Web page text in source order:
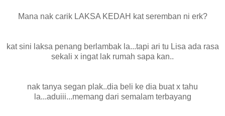
Mana nak carik LAKSA KEDAH kat seremban ni erk?
kat sini laksa penang berlambak la...tapi ari tu Lisa ada rasa
sekali x ingat lak rumah sapa kan..
nak tanya segan plak..dia beli ke dia buat x tahu
la...aduiii...memang dari semalam terbayang